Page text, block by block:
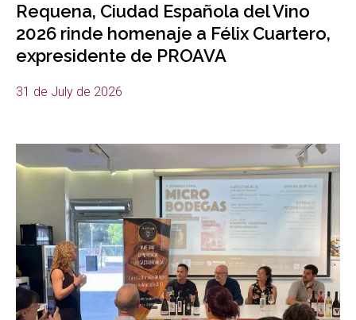
Requena, Ciudad Española del Vino
2026 rinde homenaje a Félix Cuartero,
expresidente de PROAVA
31 de July de 2026